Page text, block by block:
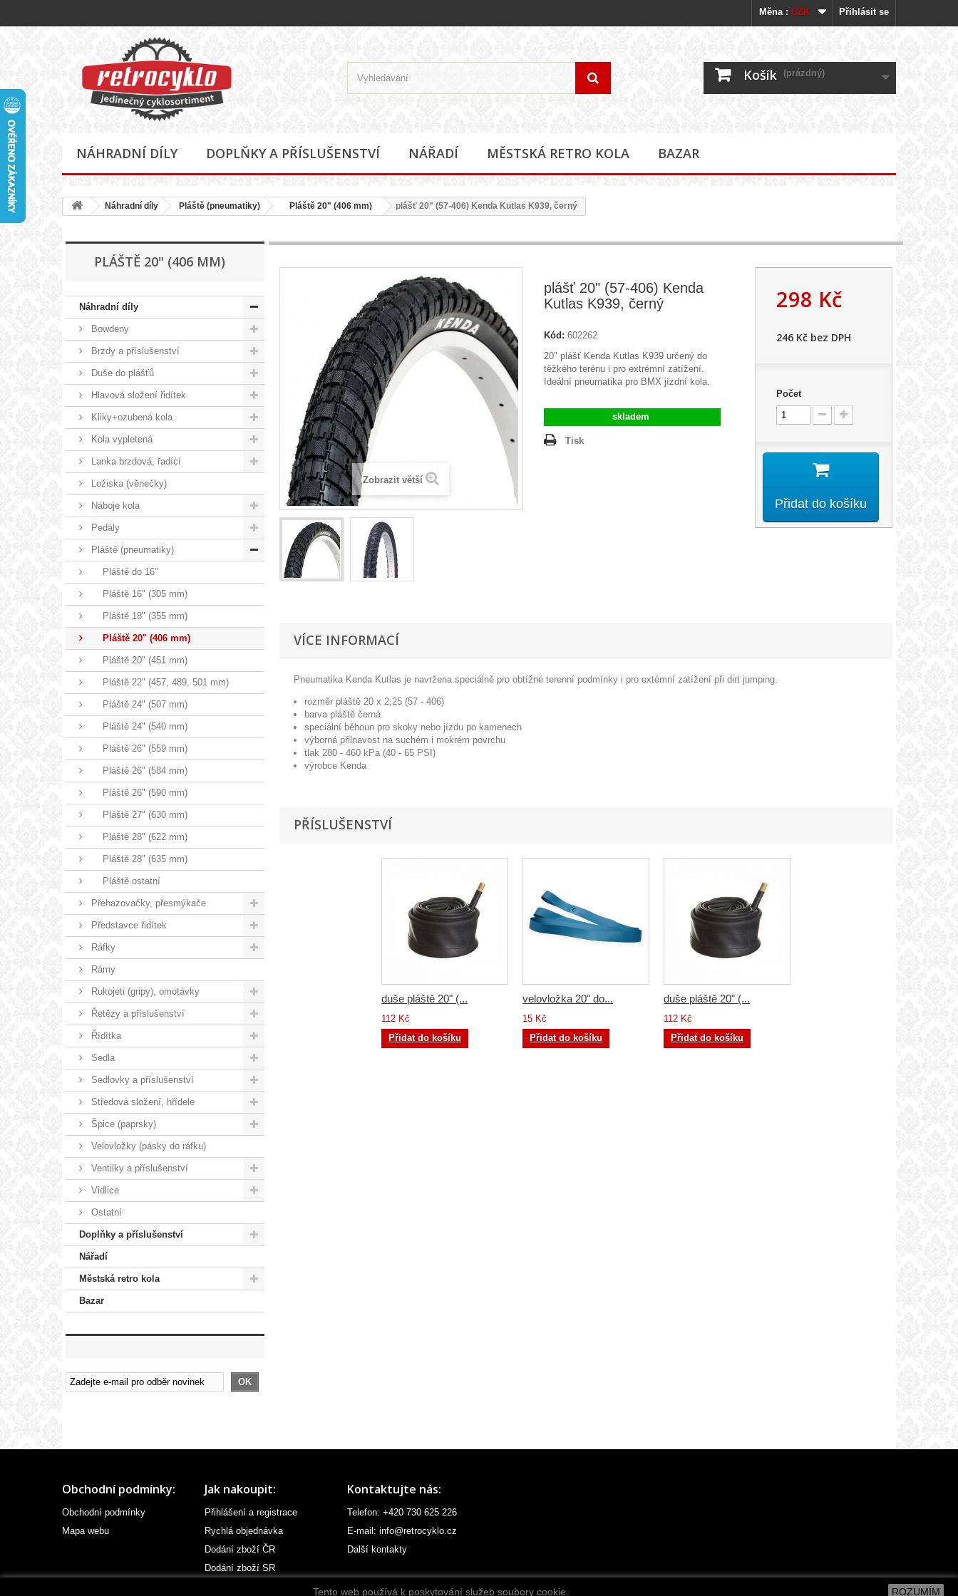
Přihlásit se
Měna : CZK
Košík (prázdný)
NÁHRADNÍ DÍLY DOPLŇKY A PŘÍSLUŠENSTVÍ NÁŘADÍ MĚSTSKÁ RETRO KOLA BAZAR
Náhradní díly Pláště (pneumatiky) Pláště 20" (406 mm) plášť 20" (57-406) Kenda Kutlas K939, černý
PLÁŠTĚ 20" (406 MM)
Náhradní díly
Bowdeny
Brzdy a příslušenství
Duše do plášťů
Hlavová složení řidítek
Kliky+ozubená kola
Kola vypletená
Lanka brzdová, řadící
Ložiska (věnečky)
Náboje kola
Pedály
Pláště (pneumatiky)
Pláště do 16"
Pláště 16" (305 mm)
Pláště 18" (355 mm)
Pláště 20" (406 mm)
Pláště 20" (451 mm)
Pláště 22" (457, 489, 501 mm)
Pláště 24" (507 mm)
Pláště 24" (540 mm)
Pláště 26" (559 mm)
Pláště 26" (584 mm)
Pláště 26" (590 mm)
Pláště 27" (630 mm)
Pláště 28" (622 mm)
Pláště 28" (635 mm)
Pláště ostatní
Přehazovačky, přesmýkače
Představce řidítek
Ráfky
Rámy
Rukojeti (gripy), omotávky
Řetězy a příslušenství
Řídítka
Sedla
Sedlovky a příslušenství
Středová složení, hřídele
Špice (paprsky)
Velovložky (pásky do ráfku)
Ventilky a příslušenství
Vidlice
Ostatní
Doplňky a příslušenství
Nářadí
Městská retro kola
Bazar
OK
Zobrazit větší
plášť 20" (57-406) Kenda
Kutlas K939, černý
Kód: 602262
20" plášť Kenda Kutlas K939 určený do
těžkého terénu i pro extrémní zatížení.
Ideální pneumatika pro BMX jízdní kola.
skladem
Tisk
298 Kč
246 Kč bez DPH
Počet
Přidat do košíku
VÍCE INFORMACÍ
Pneumatika Kenda Kutlas je navržena speciálně pro obtížné terenní podmínky i pro extémní zatížení při dirt jumping.
rozměr pláště 20 x 2,25 (57 - 406)
barva pláště černá
speciální běhoun pro skoky nebo jízdu po kamenech
výborná přilnavost na suchém i mokrém povrchu
tlak 280 - 460 kPa (40 - 65 PSI)
výrobce Kenda
PŘÍSLUŠENSTVÍ
duše pláště 20" (...
112 Kč
Přidat do košíku
velovložka 20" do...
15 Kč
Přidat do košíku
duše pláště 20" (...
112 Kč
Přidat do košíku
Tento web používá k poskytování služeb soubory cookie. ROZUMÍM
Obchodní podmínky:
Obchodní podmínky
Mapa webu
Jak nakoupit:
Přihlášení a registrace
Rychlá objednávka
Dodání zboží ČR
Dodání zboží SR
Kontaktujte nás:
Telefon: +420 730 625 226
E-mail: info@retrocyklo.cz
Další kontakty